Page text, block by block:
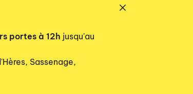
portes à 12h jusqu'au
Sassenage,